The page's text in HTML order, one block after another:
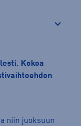
Kokoa
niin juoksuun